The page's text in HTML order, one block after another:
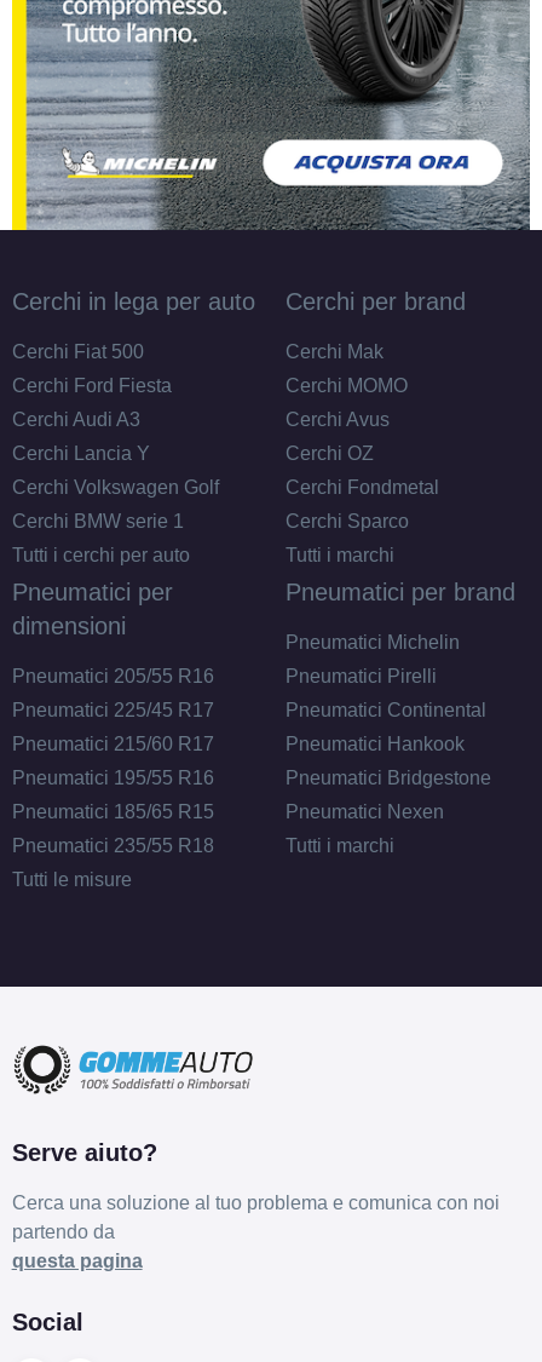
205/55 R16 94V
ENLITEN XL
Disponibile
215/65 R16 98H
ENLITEN
Disponibile
205/60 R16 92V
195/55 R16 91H
ENLITEN XL
195/55 R16 91V
215/65 R16 102V
ENLITEN XL
Disponibile
205/45 R16 87W
ENLITEN XL
205/60 R16 96V
ENLITEN XL
Cerchi in lega per auto
Cerchi Fiat 500
Cerchi Ford Fiesta
Cerchi Audi A3
Cerchi Lancia Y
Cerchi Volkswagen Golf
Cerchi BMW serie 1
Tutti i cerchi per auto
Cerchi per brand
Cerchi Mak
Cerchi MOMO
Cerchi Avus
Cerchi OZ
Cerchi Fondmetal
Cerchi Sparco
Tutti i marchi
Pneumatici per
dimensioni
Pneumatici 205/55 R16
Pneumatici 225/45 R17
Pneumatici 215/60 R17
Pneumatici 195/55 R16
Pneumatici 185/65 R15
Pneumatici 235/55 R18
Tutti le misure
Pneumatici per brand
Pneumatici Michelin
Pneumatici Pirelli
Pneumatici Continental
Pneumatici Hankook
Pneumatici Bridgestone
Pneumatici Nexen
Tutti i marchi
Serve aiuto?
Cerca una soluzione al tuo problema e comunica con noi
partendo da
questa pagina
Social